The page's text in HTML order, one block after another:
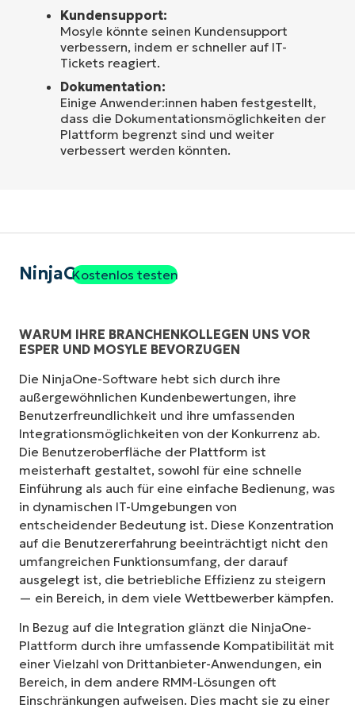
Kundensupport:
Mosyle könnte seinen Kundensupport
verbessern, indem er schneller auf IT-
Tickets reagiert.
Dokumentation:
Einige Anwender:innen haben festgestellt,
dass die Dokumentationsmöglichkeiten der
Plattform begrenzt sind und weiter
verbessert werden könnten.
NinjaOneKostenlos testen
WARUM IHRE BRANCHENKOLLEGEN UNS VOR
ESPER UND MOSYLE BEVORZUGEN
Die NinjaOne-Software hebt sich durch ihre
außergewöhnlichen Kundenbewertungen, ihre
Benutzerfreundlichkeit und ihre umfassenden
Integrationsmöglichkeiten von der Konkurrenz ab.
Die Benutzeroberfläche der Plattform ist
meisterhaft gestaltet, sowohl für eine schnelle
Einführung als auch für eine einfache Bedienung, was
in dynamischen IT-Umgebungen von
entscheidender Bedeutung ist. Diese Konzentration
auf die Benutzererfahrung beeinträchtigt nicht den
umfangreichen Funktionsumfang, der darauf
ausgelegt ist, die betriebliche Effizienz zu steigern
— ein Bereich, in dem viele Wettbewerber kämpfen.
In Bezug auf die Integration glänzt die NinjaOne-
Plattform durch ihre umfassende Kompatibilität mit
einer Vielzahl von Drittanbieter-Anwendungen, ein
Bereich, in dem andere RMM-Lösungen oft
Einschränkungen aufweisen. Dies macht sie zu einer